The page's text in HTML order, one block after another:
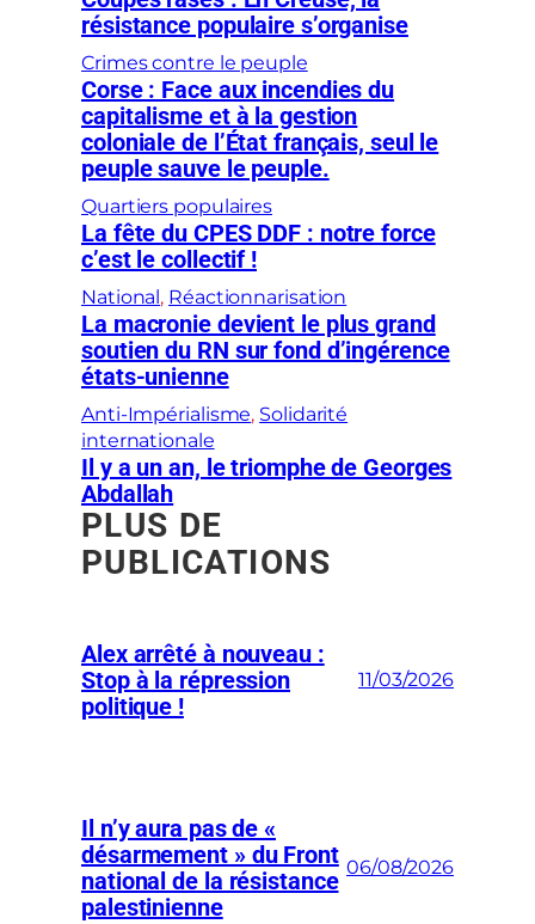
résistance populaire s’organise
Crimes contre le peuple
Corse : Face aux incendies du
capitalisme et à la gestion
coloniale de l’État français, seul le
peuple sauve le peuple.
Quartiers populaires
La fête du CPES DDF : notre force
c’est le collectif !
National , Réactionnarisation
La macronie devient le plus grand
soutien du RN sur fond d’ingérence
états-unienne
Anti-Impérialisme, Solidarité
internationale
Il y a un an, le triomphe de Georges
Abdallah
PLUS DE
PUBLICATIONS
Alex arrêté à nouveau :
Stop à la répression
politique !
11/03/2026
Il n’y aura pas de «
désarmement » du Front
national de la résistance
palestinienne
06/08/2026